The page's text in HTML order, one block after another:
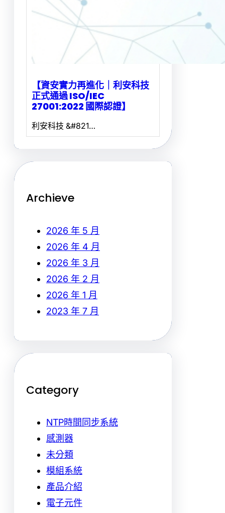
【資安實力再進化｜利安科技
正式通過 ISO/IEC
27001:2022 國際認證】
利安科技 &#821…
Archieve
2026 年 5 月
2026 年 4 月
2026 年 3 月
2026 年 2 月
2026 年 1 月
2023 年 7 月
Category
NTP時間同步系統
感測器
未分類
模組系統
產品介紹
電子元件